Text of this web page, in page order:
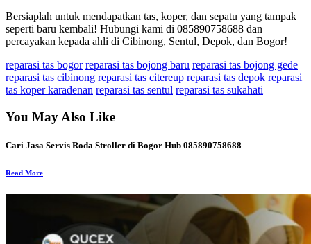
Bersiaplah untuk mendapatkan tas, koper, dan sepatu yang tampak
seperti baru kembali! Hubungi kami di 085890758688 dan
percayakan kepada ahli di Cibinong, Sentul, Depok, dan Bogor!
reparasi tas bogor reparasi tas bojong baru reparasi tas bojong gede
reparasi tas cibinong reparasi tas citereup reparasi tas depok reparasi
tas koper karadenan reparasi tas sentul reparasi tas sukahati
You May Also Like
Cari Jasa Servis Roda Stroller di Bogor Hub 085890758688
Read More